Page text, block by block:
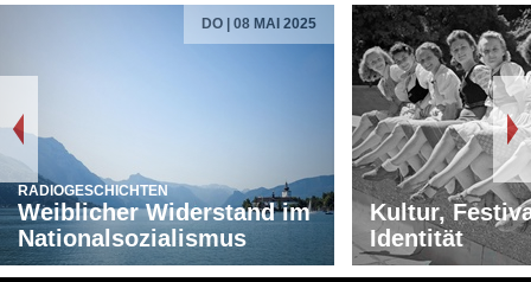
DO | 08 MAI 2025
RADIOGESCHICHTEN
Weiblicher Widerstand im
Nationalsozialismus
Kultur,
Identität